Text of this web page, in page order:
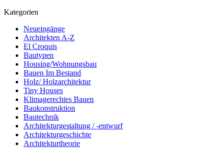
Kategorien
Neueingänge
Architekten A-Z
El Croquis
Bautypen
Housing/Wohnungsbau
Bauen Im Bestand
Holz/ Holzarchitektur
Tiny Houses
Klimagerechtes Bauen
Baukonstruktion
Bautechnik
Architekturgestaltung / -entwurf
Architekturgeschichte
Architekturtheorie